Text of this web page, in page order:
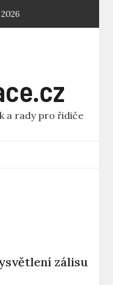
a rady pro řidiče
zálisu